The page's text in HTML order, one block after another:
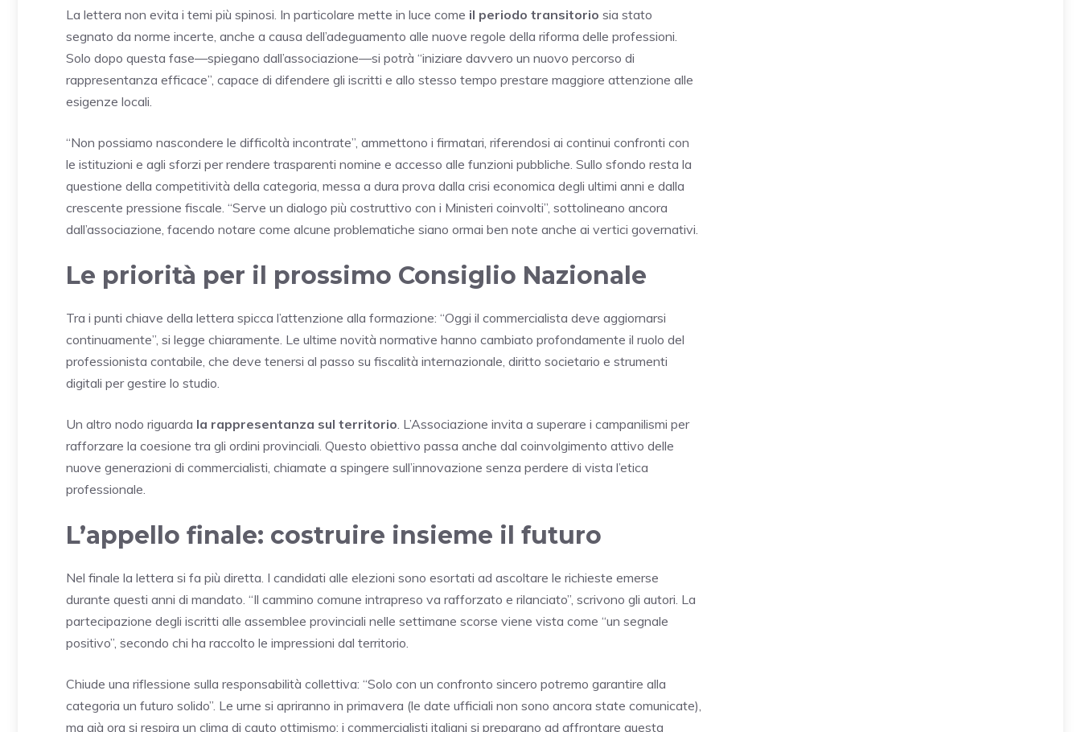
La lettera non evita i temi più spinosi. In particolare mette in luce come il periodo transitorio sia stato
segnato da norme incerte, anche a causa dell’adeguamento alle nuove regole della riforma delle professioni.
Solo dopo questa fase—spiegano dall’associazione—si potrà “iniziare davvero un nuovo percorso di
rappresentanza efficace”, capace di difendere gli iscritti e allo stesso tempo prestare maggiore attenzione alle
esigenze locali.
“Non possiamo nascondere le difficoltà incontrate”, ammettono i firmatari, riferendosi ai continui confronti con
le istituzioni e agli sforzi per rendere trasparenti nomine e accesso alle funzioni pubbliche. Sullo sfondo resta la
questione della competitività della categoria, messa a dura prova dalla crisi economica degli ultimi anni e dalla
crescente pressione fiscale. “Serve un dialogo più costruttivo con i Ministeri coinvolti”, sottolineano ancora
dall’associazione, facendo notare come alcune problematiche siano ormai ben note anche ai vertici governativi.
Le priorità per il prossimo Consiglio Nazionale
Tra i punti chiave della lettera spicca l’attenzione alla formazione: “Oggi il commercialista deve aggiornarsi
continuamente”, si legge chiaramente. Le ultime novità normative hanno cambiato profondamente il ruolo del
professionista contabile, che deve tenersi al passo su fiscalità internazionale, diritto societario e strumenti
digitali per gestire lo studio.
Un altro nodo riguarda la rappresentanza sul territorio . L’Associazione invita a superare i campanilismi per
rafforzare la coesione tra gli ordini provinciali. Questo obiettivo passa anche dal coinvolgimento attivo delle
nuove generazioni di commercialisti, chiamate a spingere sull’innovazione senza perdere di vista l’etica
professionale.
L’appello finale: costruire insieme il futuro
Nel finale la lettera si fa più diretta. I candidati alle elezioni sono esortati ad ascoltare le richieste emerse
durante questi anni di mandato. “Il cammino comune intrapreso va rafforzato e rilanciato”, scrivono gli autori. La
partecipazione degli iscritti alle assemblee provinciali nelle settimane scorse viene vista come “un segnale
positivo”, secondo chi ha raccolto le impressioni dal territorio.
Chiude una riflessione sulla responsabilità collettiva: “Solo con un confronto sincero potremo garantire alla
categoria un futuro solido”. Le urne si apriranno in primavera (le date ufficiali non sono ancora state comunicate),
ma già ora si respira un clima di cauto ottimismo: i commercialisti italiani si preparano ad affrontare questa